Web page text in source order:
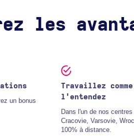
les
un bonus
Travaillez
l'entendez
Dans l'un de nos
Cracovie, Varsovie,
100% à distance.